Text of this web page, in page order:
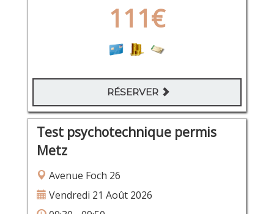
111€
RÉSERVER
Test psychotechnique permis
Metz
Avenue Foch 26
Vendredi 21 Août 2026